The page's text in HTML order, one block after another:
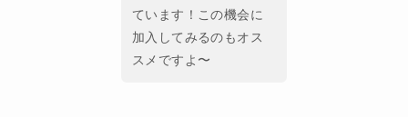
ています！この機会に
加入してみるのもオス
スメですよ〜